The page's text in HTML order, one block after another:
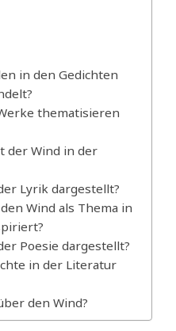
in den Gedichten
thematisieren
der Wind in der
Lyrik dargestellt?
Wind als Thema in
Poesie dargestellt?
in der Literatur
den Wind?